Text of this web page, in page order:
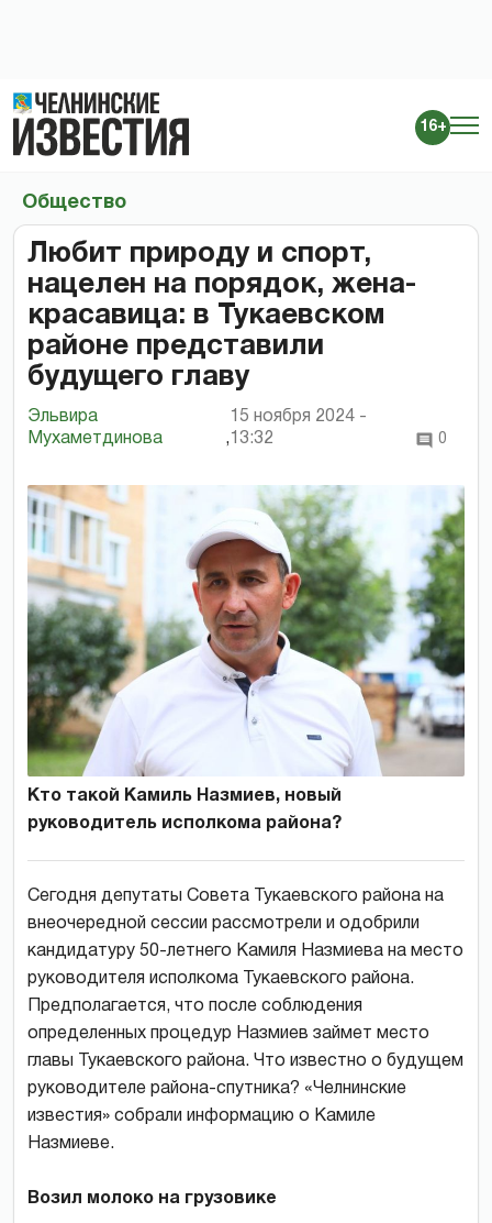
16+
Общество
Любит природу и спорт,
нацелен на порядок, жена-
красавица: в Тукаевском
районе представили
будущего главу
Эльвира
Мухаметдинова
,
15 ноября 2024 -
13:32
0
Кто такой Камиль Назмиев, новый
руководитель исполкома района?
Сегодня депутаты Совета Тукаевского района на
внеочередной сессии рассмотрели и одобрили
кандидатуру 50-летнего Камиля Назмиева на место
руководителя исполкома Тукаевского района.
Предполагается, что после соблюдения
определенных процедур Назмиев займет место
главы Тукаевского района. Что известно о будущем
руководителе района-спутника? «Челнинские
известия» собрали информацию о Камиле
Назмиеве.
Возил молоко на грузовике